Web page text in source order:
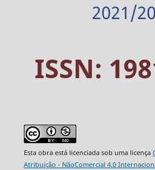
2021/
ISSN:
Esta obra está licenciada sob uma licença
Atribuição - NãoComercial 4.0